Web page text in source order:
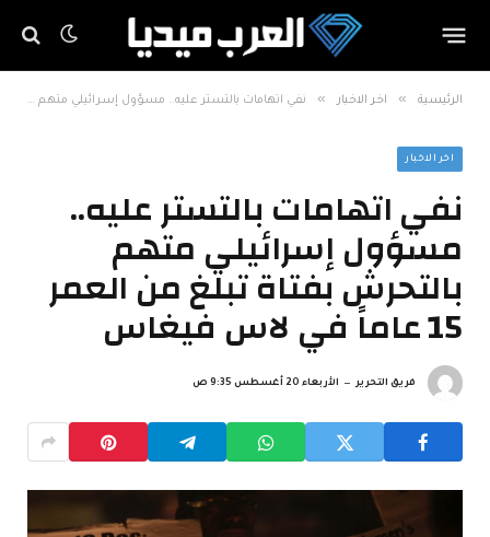
الرئيسية » اخر الاخبار » نفي اتهامات بالتستر عليه.. مسؤول إسرائيلي متهم بالتحرش بفتاة تبلغ من العمر 15 عاماً في لاس فيغاس
اخر الاخبار
نفي اتهامات بالتستر عليه..
مسؤول إسرائيلي متهم
بالتحرش بفتاة تبلغ من العمر
15 عاماً في لاس فيغاس
فريق التحرير الأربعاء 20 أغسطس 9:35 ص